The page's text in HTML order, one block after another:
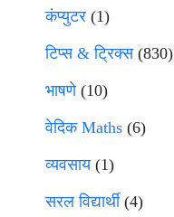
कंप्युटर (1)
टिप्स & ट्रिक्स(830)
भाषणे(10)
वेदिक Maths (6)
व्यवसाय(1)
सरल विद्यार्थी(4)